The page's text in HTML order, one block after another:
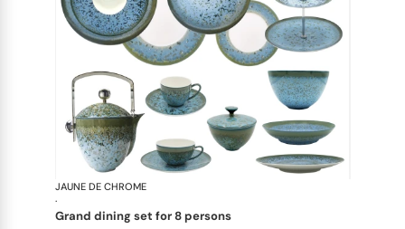
JAUNE DE CHROME
·
grand dining set for 8 persons